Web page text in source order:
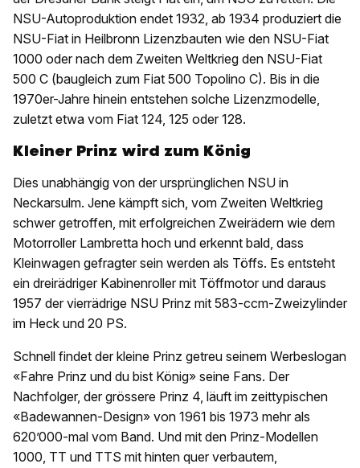
NSU-Autoproduktion endet 1932, ab 1934 produziert die
NSU-Fiat in Heilbronn Lizenzbauten wie den NSU-Fiat
1000 oder nach dem Zweiten Weltkrieg den NSU-Fiat
500 C (baugleich zum Fiat 500 Topolino C). Bis in die
1970er-Jahre hinein entstehen solche Lizenzmodelle,
zuletzt etwa vom Fiat 124, 125 oder 128.
Kleiner Prinz wird zum König
Dies unabhängig von der ursprünglichen NSU in
Neckarsulm. Jene kämpft sich, vom Zweiten Weltkrieg
schwer getroffen, mit erfolgreichen Zweirädern wie dem
Motorroller Lambretta hoch und erkennt bald, dass
Kleinwagen gefragter sein werden als Töffs. Es entsteht
ein dreirädriger Kabinenroller mit Töffmotor und daraus
1957 der vierrädrige NSU Prinz mit 583-ccm-Zweizylinder
im Heck und 20 PS.
Schnell findet der kleine Prinz getreu seinem Werbeslogan
«Fahre Prinz und du bist König» seine Fans. Der
Nachfolger, der grössere Prinz 4, läuft im zeittypischen
«Badewannen-Design» von 1961 bis 1973 mehr als
620’000-mal vom Band. Und mit den Prinz-Modellen
1000, TT und TTS mit hinten quer verbautem,